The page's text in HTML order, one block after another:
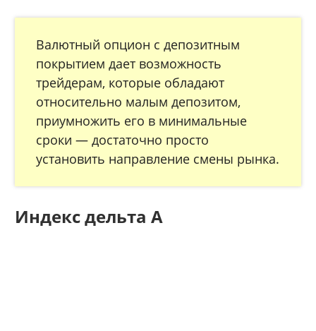
Валютный опцион с депозитным
покрытием дает возможность
трейдерам, которые обладают
относительно малым депозитом,
приумножить его в минимальные
сроки — достаточно просто
установить направление смены рынка.
Индекс дельта А